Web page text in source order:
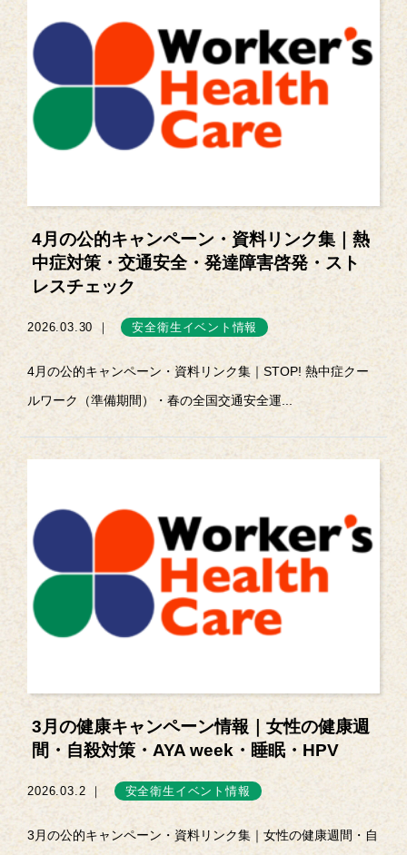
4月の公的キャンペーン・資料リンク集｜熱
中症対策・交通安全・発達障害啓発・スト
レスチェック
2026.03.30 ｜ 安全衛生イベント情報
4月の公的キャンペーン・資料リンク集｜STOP! 熱中症クー
ルワーク（準備期間）・春の全国交通安全運...
3月の健康キャンペーン情報｜女性の健康週
間・自殺対策・AYA week・睡眠・HPV
2026.03.2 ｜ 安全衛生イベント情報
3月の公的キャンペーン・資料リンク集｜女性の健康週間・自